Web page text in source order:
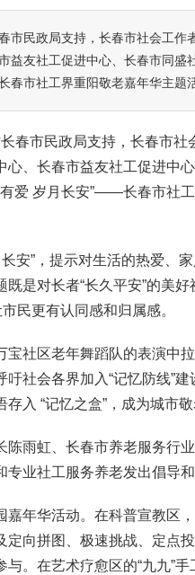
市民政局支持，长春市社会工作
益友社工促进中心、长春市同盛
市社工界重阳敬老嘉年华主题
春市民政局支持，长春市
心、长春市益友社工促进中
爱 岁月长安”——长春市社工
安”，提示对生活的热爱、
是对长者“长久平安”的美
民更有认同感和归属感。
宝社区老年舞蹈队的表演中
社会各界加入“记忆防线”建
入 “记忆之盒”，成为城市
陈雨虹、长春市养老服务行
专业社工服务养老发出倡导
嘉年华活动。在科普宣教区
定向拼图、极速挑战、定点
。在艺术疗愈区的“九九”